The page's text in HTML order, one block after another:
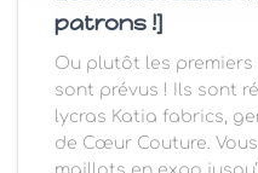
patrons !]
Ou plutôt les premiers
sont prévus ! Ils sont
lycras Katia fabrics,
de Cœur Couture.